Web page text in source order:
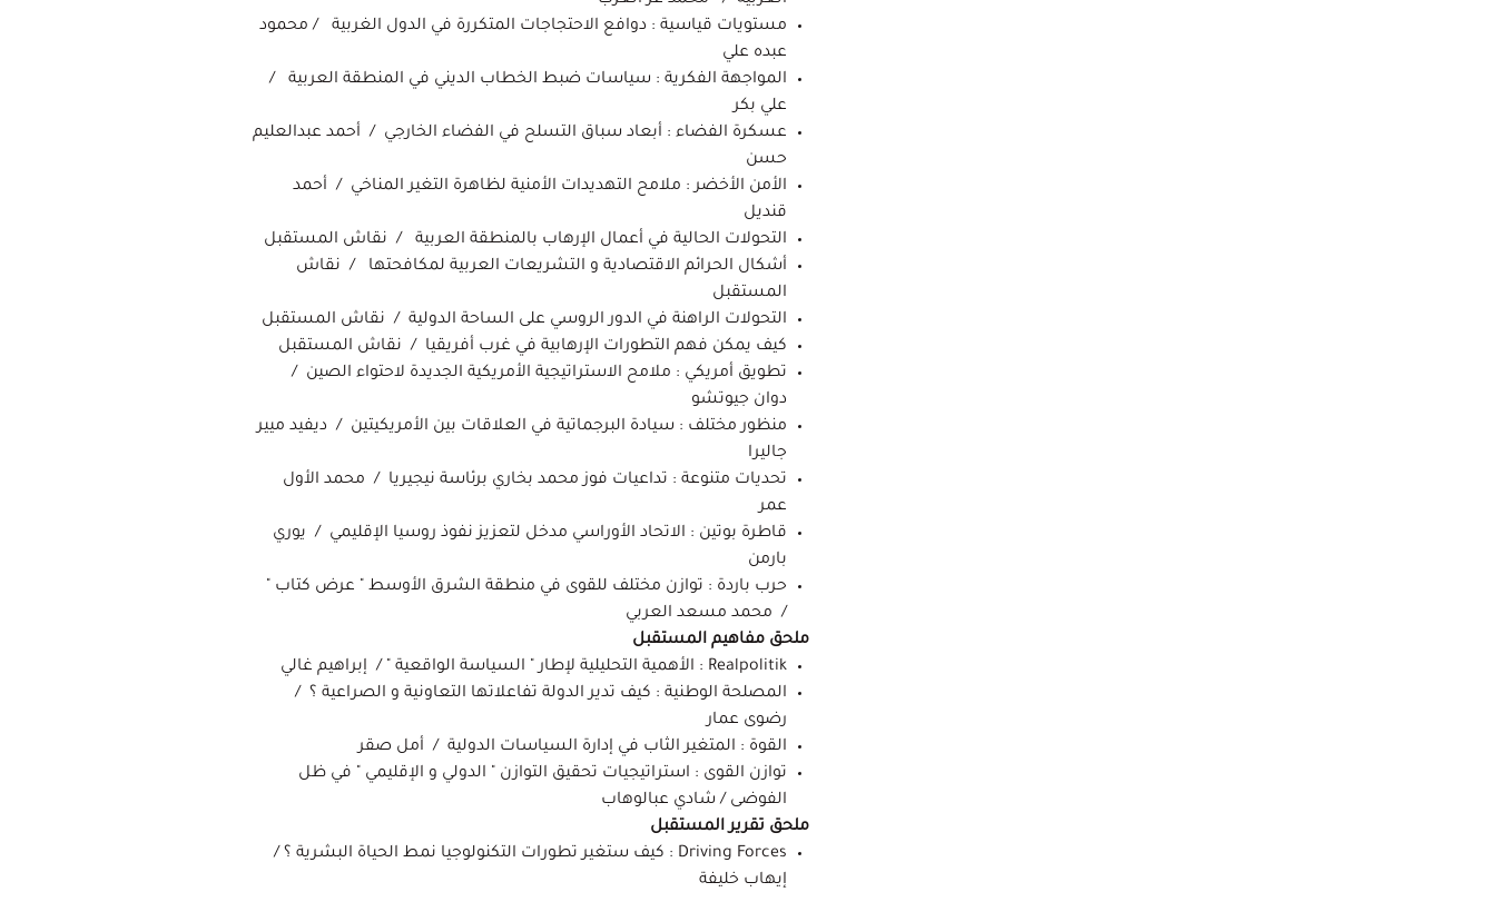
مستويات قياسية : دوافع الاحتجاجات المتكررة في الدول الغربية / محمود
عبده علي
المواجهة الفكرية : سياسات ضبط الخطاب الديني في المنطقة العربية /
علي بكر
عسكرة الفضاء : أبعاد سباق التسلح في الفضاء الخارجي / أحمد عبدالعليم
حسن
الأمن الأخضر : ملامح التهديدات الأمنية لظاهرة التغير المناخي / أحمد
قنديل
التحولات الحالية في أعمال الإرهاب بالمنطقة العربية / نقاش المستقبل
أشكال الحرائم الاقتصادية و التشريعات العربية لمكافحتها / نقاش
المستقبل
التحولات الراهنة في الدور الروسي على الساحة الدولية / نقاش المستقبل
كيف يمكن فهم التطورات الإرهابية في غرب أفريقيا / نقاش المستقبل
تطويق أمريكي : ملامح الاستراتيجية الأمريكية الجديدة لاحتواء الصين /
دوان جيوتشو
منظور مختلف : سيادة البرجماتية في العلاقات بين الأمريكيتين / ديفيد ميير
جاليرا
تحديات متنوعة : تداعيات فوز محمد بخاري برئاسة نيجيريا / محمد الأول
عمر
قاطرة بوتين : الاتحاد الأوراسي مدخل لتعزيز نفوذ روسيا الإقليمي / يوري
بارمن
حرب باردة : توازن مختلف للقوى في منطقة الشرق الأوسط " عرض كتاب "
/ محمد مسعد العربي
ملحق مفاهيم المستقبل
Realpolitik : الأهمية التحليلية لإطار " السياسة الواقعية " / إبراهيم غالي
المصلحة الوطنية : كيف تدير الدولة تفاعلاتها التعاونية و الصراعية ؟ /
رضوى عمار
القوة : المتغير الثاب في إدارة السياسات الدولية / أمل صقر
توازن القوى : استراتيجيات تحقيق التوازن " الدولي و الإقليمي " في ظل
الفوضى / شادي عبالوهاب
ملحق تقرير المستقبل
Driving Forces : كيف ستغير تطورات التكنولوجيا نمط الحياة البشرية ؟ /
إيهاب خليفة